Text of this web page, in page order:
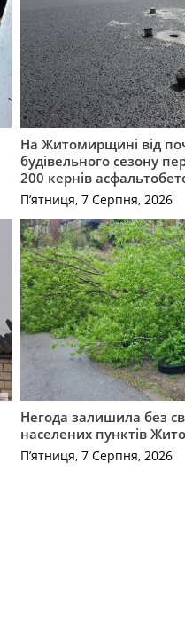
На Житомирщині від
будівельного сезону
200 кернів
П’ятниця, 7 Серпня, 2026
Негода залишила без
населених пунктів
П’ятниця, 7 Серпня, 2026